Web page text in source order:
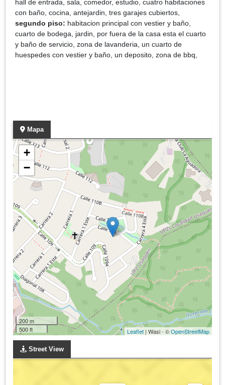
hall de entrada, sala, comedor, estudio, cuatro habitaciones
con baño, cocina, antejardin, tres garajes cubiertos,
segundo piso: habitacion principal con vestier y baño,
cuarto de bodega, jardin, por fuera de la casa esta el cuarto
y baño de servicio, zona de lavanderia, un cuarto de
huespedes con vestier y baño, un deposito, zona de bbq,
Mapa
+
−
200 m
500 ft
Leaflet | Wasi - ©OpenStreetMap
Street View